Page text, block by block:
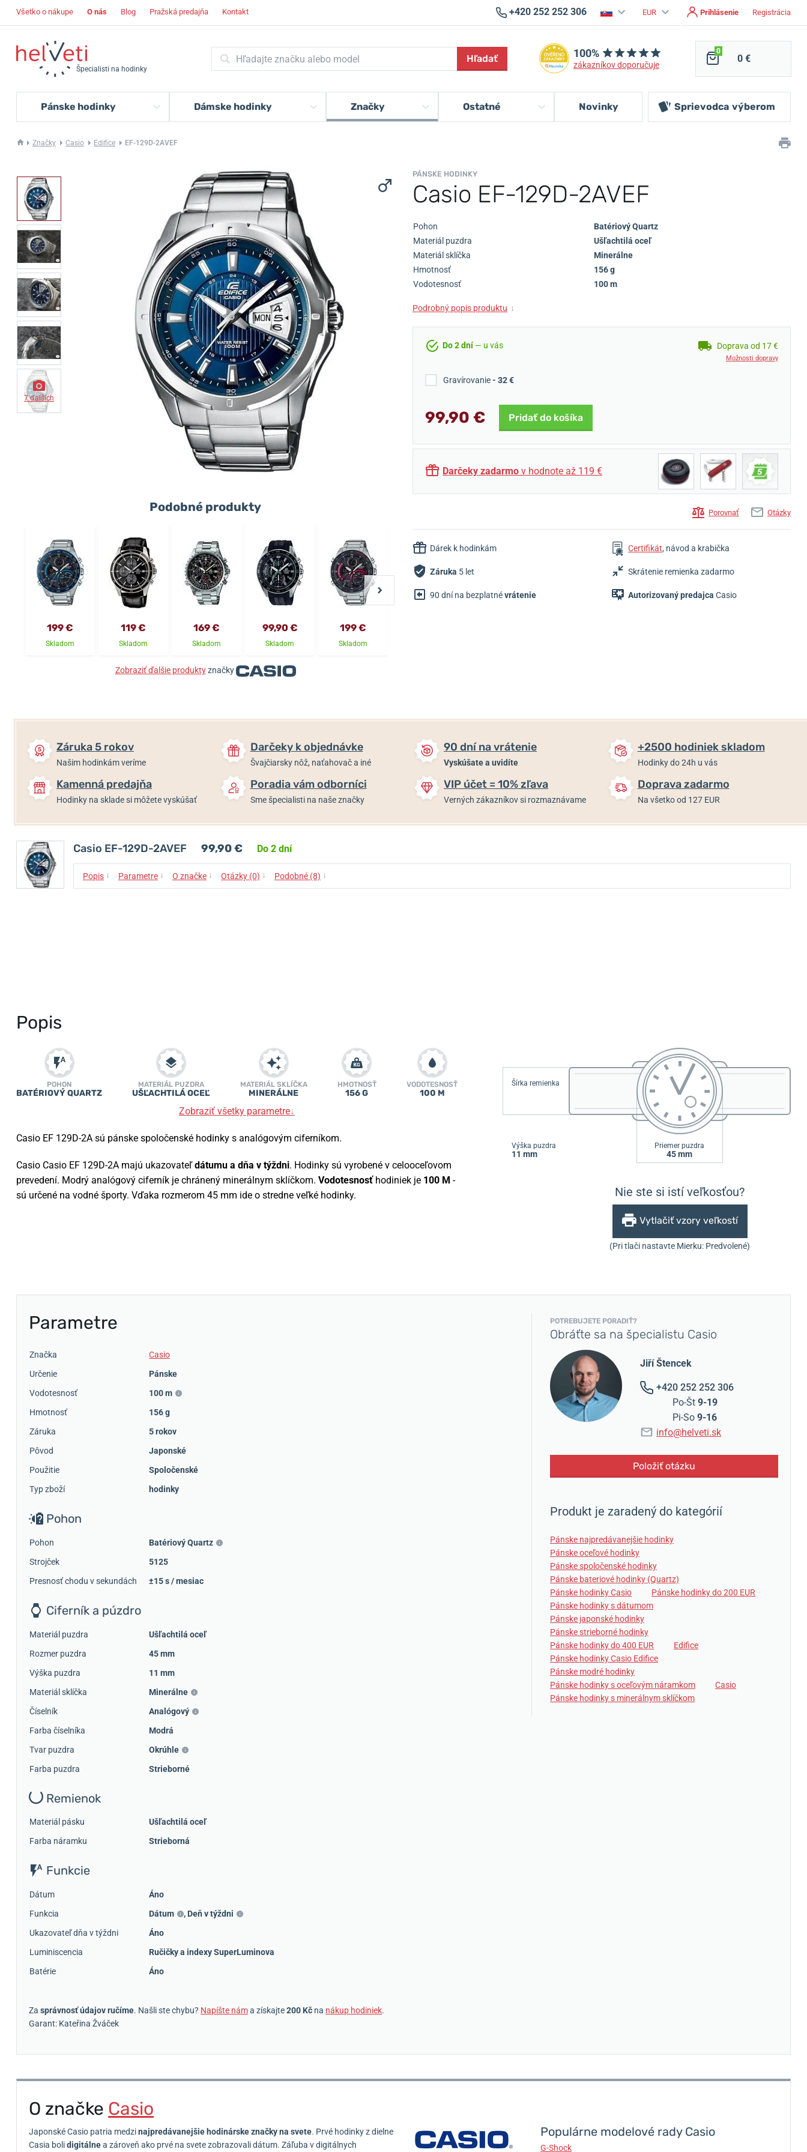
Všetko o nákupe O nás Blog Pražská predajňa Kontakt +420 252 252 306 EUR Prihlásenie Registrácia
Špecialisti na hodinky
Hľadať 100%
zákazníkov doporučuje
0
0 €
Pánske hodinky Dámske hodinky Značky Ostatné Novinky Sprievodca výberom
Značky Casio Edifice EF-129D-2AVEF
PÁNSKE HODINKY
Casio EF-129D-2AVEF
7 ďalších
Pohon
Batériový Quartz
Materiál puzdra
Ušľachtilá oceľ
Materiál sklíčka
Minerálne
Hmotnosť
156 g
Vodotesnosť
100 m
Podrobný popis produktu ↓
Do 2 dní— u vás Doprava od 17 €
Možnosti dopravy
Gravírovanie- 32 €
99,90 € Pridať do košíka
Darčeky zadarmo v hodnote až 119 €
Porovnať Otázky
Dárek k hodinkám Certifikát, návod a krabička
Záruka 5 let Skrátenie remienka zadarmo
90 dní na bezplatnévrátenie Autorizovaný predajca Casio
Podobné produkty
199 €
Skladom
119 €
Skladom
169 €
Skladom
99,90 €
Skladom
199 €
Skladom
Zobraziť ďalšie produktyznačky
Záruka 5 rokov
Našim hodinkám veríme
Darčeky k objednávke
Švajčiarsky nôž, naťahovač a iné
90 dní na vrátenie
Vyskúšate a uvidíte
+2500 hodiniek skladom
Hodinky do 24h u vás
Kamenná predajňa
Hodinky na sklade si môžete vyskúšať
Poradia vám odborníci
Sme špecialisti na naše značky
VIP účet = 10% zľava
Verných zákazníkov si rozmaznávame
Doprava zadarmo
Na všetko od 127 EUR
Casio EF-129D-2AVEF 99,90 € Do 2 dní
Popis ↓ Parametre ↓ O značke ↓ Otázky (0) ↓ Podobné (8) ↓
Popis
POHON
BATÉRIOVÝ QUARTZ
MATERIÁL PUZDRA
UŠĽACHTILÁ OCEĽ
MATERIÁL SKLÍČKA
MINERÁLNE
HMOTNOSŤ
156 G
VODOTESNOSŤ
100 M
Zobraziť všetky parametre↓
Casio EF 129D-2A sú pánske spoločenské hodinky s analógovým ciferníkom.
Casio Casio EF 129D-2A majú ukazovateľdátumu a dňa v týždni. Hodinky sú vyrobené v celooceľovom
prevedení. Modrý analógový ciferník je chránený minerálnym sklíčkom. Vodotesnosťhodiniek je 100 M -
sú určené na vodné športy. Vďaka rozmerom 45 mm ide o stredne veľké hodinky.
Šírka remienka
Výška puzdra
11 mm
Priemer puzdra
45 mm
Nie ste si istí veľkosťou?
Vytlačiť vzory veľkostí
(Pri tlači nastavte Mierku: Predvolené)
Parametre
Značka
Casio
Určenie
Pánske
Vodotesnosť
100 m
Hmotnosť
156 g
Záruka
5 rokov
Pôvod
Japonské
Použitie
Spoločenské
Typ zboží
hodinky
Pohon
Pohon
Batériový Quartz
Strojček
5125
Presnosť chodu v sekundách
±15 s / mesiac
Ciferník a púzdro
Materiál puzdra
Ušľachtilá oceľ
Rozmer puzdra
45 mm
Výška puzdra
11 mm
Materiál sklíčka
Minerálne
Číselník
Analógový
Farba číselníka
Modrá
Tvar puzdra
Okrúhle
Farba puzdra
Strieborné
Remienok
Materiál pásku
Ušľachtilá oceľ
Farba náramku
Strieborná
Funkcie
Dátum
Áno
Funkcia
Dátum , Deň v týždni
Ukazovateľ dňa v týždni
Áno
Luminiscencia
Ručičky a indexy SuperLuminova
Batérie
Áno
Za správnosť údajov ručíme. Našli ste chybu? Napíšte náma získajte200 Kč na nákup hodiniek.
Garant: Kateřina Žváček
POTREBUJETE PORADIŤ?
Obráťte sa na špecialistu Casio
Jiří Štencek
+420 252 252 306
Po-Št 9-19
Pi-So 9-16
info@helveti.sk
Položiť otázku
Produkt je zaradený do kategórií
Pánske najpredávanejšie hodinky
Pánske oceľové hodinky
Pánske spoločenské hodinky
Pánske bateriové hodinky (Quartz)
Pánske hodinky Casio
Pánske hodinky do 200 EUR
Pánske hodinky s dátumom
Pánske japonské hodinky
Pánske strieborné hodinky
Pánske hodinky do 400 EUR
Edifice
Pánske hodinky Casio Edifice
Pánske modré hodinky
Pánske hodinky s oceľovým náramkom
Casio
Pánske hodinky s minerálnym sklíčkom
O značke Casio
Japonské Casio patria medzinajpredávanejšie hodinárske značky na svete. Prvé hodinky z dielne
Casia bolidigitálnea zároveň ako prvé na svete zobrazovali dátum. Záľuba v digitálnych
Populárne modelové rady Casio
G-Shock